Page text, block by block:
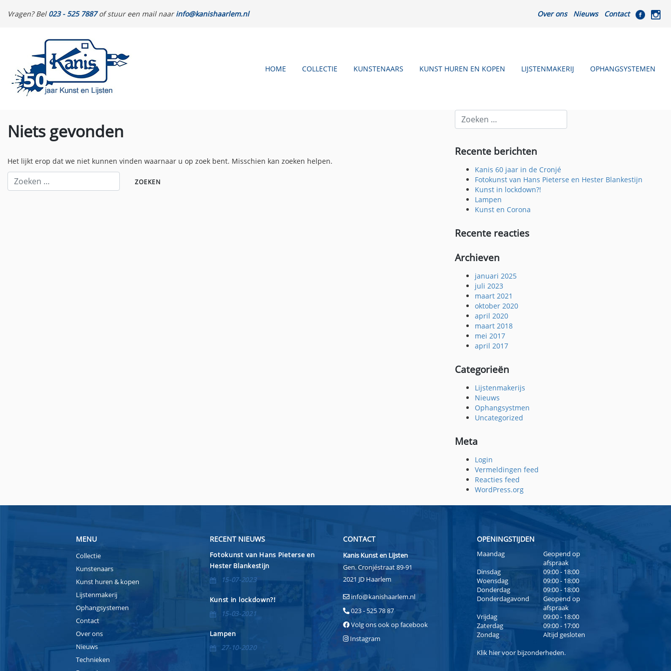
Vragen? Bel 023 - 525 7887of stuur een mail naarinfo@kanishaarlem.nl Over ons Nieuws Contact
HOME COLLECTIE KUNSTENAARS KUNST HUREN EN KOPEN LIJSTENMAKERIJ OPHANGSYSTEMEN
Niets gevonden
Het lijkt erop dat we niet kunnen vinden waarnaar u op zoek bent. Misschien kan zoeken helpen.
Recente berichten
Kanis 60 jaar in de Cronjé
Fotokunst van Hans Pieterse en Hester Blankestijn
Kunst in lockdown?!
Lampen
Kunst en Corona
Recente reacties
Archieven
januari 2025
juli 2023
maart 2021
oktober 2020
april 2020
maart 2018
mei 2017
april 2017
Categorieën
Lijstenmakerijs
Nieuws
Ophangsystmen
Uncategorized
Meta
Login
Vermeldingen feed
Reacties feed
WordPress.org
MENU
Collectie
Kunstenaars
Kunst huren & kopen
Lijstenmakerij
Ophangsystemen
Contact
Over ons
Nieuws
Technieken
RECENT NIEUWS
Fotokunst van Hans Pieterse en
Hester Blankestijn
15-07-2023
Kunst in lockdown?!
15-03-2021
Lampen
27-10-2020
CONTACT
Kanis Kunst en Lijsten
Gen. Cronjéstraat 89-91
2021 JD Haarlem
info@kanishaarlem.nl
023 - 525 78 87
Volg ons ook op facebook
Instagram
OPENINGSTIJDEN
Maandag
Geopend op
afspraak
Dinsdag
09:00 - 18:00
Woensdag
09:00 - 18:00
Donderdag
09:00 - 18:00
Donderdagavond
Geopend op
afspraak
Vrijdag
09:00 - 18:00
Zaterdag
09:00 - 17:00
Zondag
Altijd gesloten
Klik hiervoor bijzonderheden.